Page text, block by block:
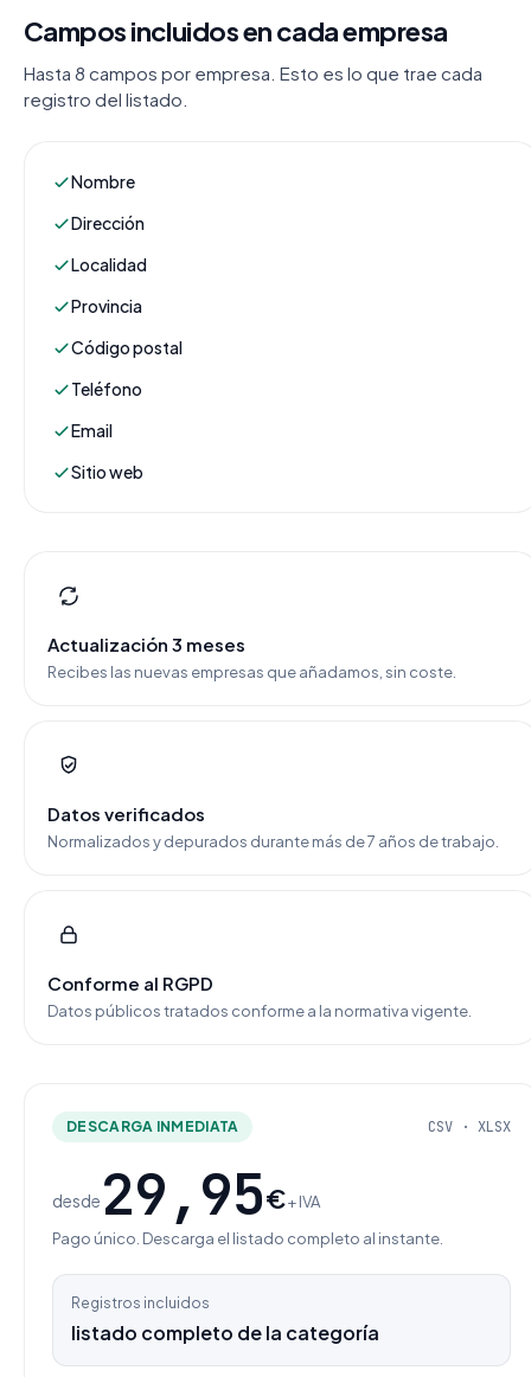
Campos incluidos en cada empresa
Hasta 8 campos por empresa. Esto es lo que trae cada
registro del listado.
Nombre
Dirección
Localidad
Provincia
Código postal
Teléfono
Email
Sitio web
Actualización 3 meses
Recibes las nuevas empresas que añadamos, sin coste.
Datos verificados
Normalizados y depurados durante más de 7 años de trabajo.
Conforme al RGPD
Datos públicos tratados conforme a la normativa vigente.
DESCARGA INMEDIATA CSV · XLSX
desde 29,95€+ IVA
Pago único. Descarga el listado completo al instante.
Registros incluidos
listado completo de la categoría